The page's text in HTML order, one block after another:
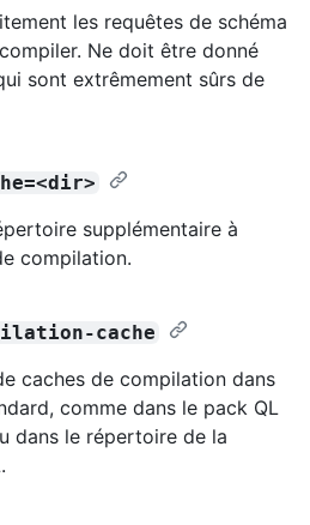
les requêtes de schéma
Ne doit être donné
sont extrêmement sûrs de
supplémentaire à
compilation.
cache
caches de compilation dans
comme dans le pack QL
dans le répertoire de la